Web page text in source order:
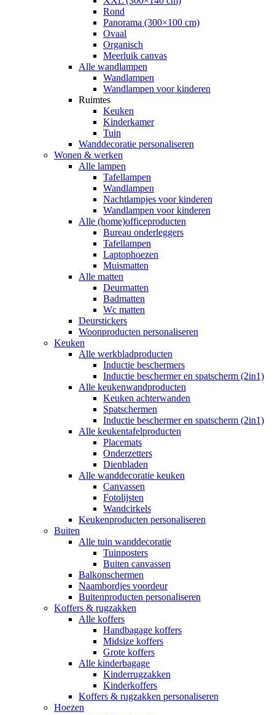
Rond
Panorama (300×100 cm)
Ovaal
Organisch
Meerluik canvas
Alle wandlampen
Wandlampen
Wandlampen voor kinderen
Ruimtes
Keuken
Kinderkamer
Tuin
Wanddecoratie personaliseren
Wonen & werken
Alle lampen
Tafellampen
Wandlampen
Nachtlampjes voor kinderen
Wandlampen voor kinderen
Alle (home)officeproducten
Bureau onderleggers
Tafellampen
Laptophoezen
Muismatten
Alle matten
Deurmatten
Badmatten
Wc matten
Deurstickers
Woonproducten personaliseren
Keuken
Alle werkbladproducten
Inductie beschermers
Inductie beschermer en spatscherm (2in1)
Alle keukenwandproducten
Keuken achterwanden
Spatschermen
Inductie beschermer en spatscherm (2in1)
Alle keukentafelproducten
Placemats
Onderzetters
Dienbladen
Alle wanddecoratie keuken
Canvassen
Fotolijsten
Wandcirkels
Keukenproducten personaliseren
Buiten
Alle tuin wanddecoratie
Tuinposters
Buiten canvassen
Balkonschermen
Naambordjes voordeur
Buitenproducten personaliseren
Koffers & rugzakken
Alle koffers
Handbagage koffers
Midsize koffers
Grote koffers
Alle kinderbagage
Kinderrugzakken
Kinderkoffers
Koffers & rugzakken personaliseren
Hoezen